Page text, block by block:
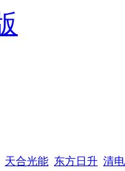
天合光能 东方日升 清